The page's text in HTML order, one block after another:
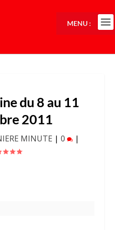
du 8 au 11
2011
MINUTE | 0 |
MENU :